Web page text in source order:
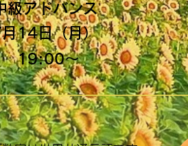
14日（月）
級アドバンス
19:00〜